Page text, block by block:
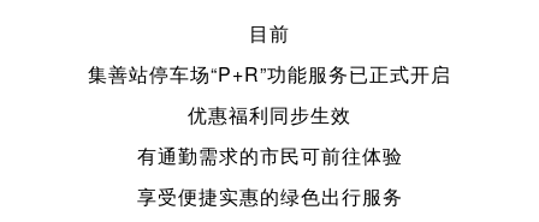
目前
集善站停车场“P+R”功能服务已正式开启
优惠福利同步生效
有通勤需求的市民可前往体验
享受便捷实惠的绿色出行服务